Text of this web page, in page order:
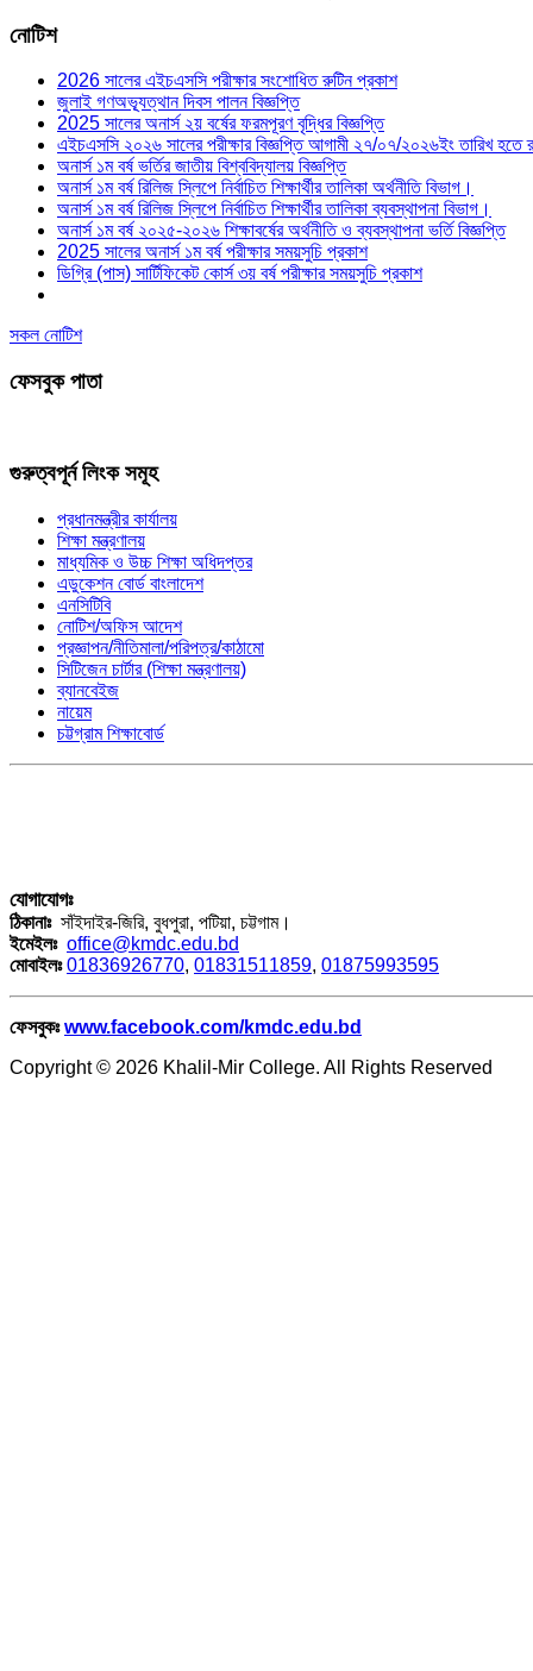
নোটিশ
2026 সালের এইচএসসি পরীক্ষার সংশোধিত রুটিন প্রকাশ
জুলাই গণঅভ্যূত্থান দিবস পালন বিজ্ঞপ্তি
2025 সালের অনার্স ২য় বর্ষের ফরমপূরণ বৃদ্ধির বিজ্ঞপ্তি
এইচএসসি ২০২৬ সালের পরীক্ষার বিজ্ঞপ্তি আগামী ২৭/০৭/২০২৬ইং তারিখ হতে
অনার্স ১ম বর্ষ ভর্তির জাতীয় বিশ্ববিদ্যালয় বিজ্ঞপ্তি
অনার্স ১ম বর্ষ রিলিজ স্লিপে নির্বাচিত শিক্ষার্থীর তালিকা অর্থনীতি বিভাগ।
অনার্স ১ম বর্ষ রিলিজ স্লিপে নির্বাচিত শিক্ষার্থীর তালিকা ব্যবস্থাপনা বিভাগ।
অনার্স ১ম বর্ষ ২০২৫-২০২৬ শিক্ষাবর্ষের অর্থনীতি ও ব্যবস্থাপনা ভর্তি বিজ্ঞপ্তি
2025 সালের অনার্স ১ম বর্ষ পরীক্ষার সময়সুচি প্রকাশ
ডিগ্রি (পাস) সার্টিফিকেট কোর্স ৩য় বর্ষ পরীক্ষার সময়সুচি প্রকাশ
সকল নোটিশ
ফেসবুক পাতা
গুরুত্বপূর্ন লিংক সমূহ
প্রধানমন্ত্রীর কার্যালয়
শিক্ষা মন্ত্রণালয়
মাধ্যমিক ও উচ্চ শিক্ষা অধিদপ্তর
এডুকেশন বোর্ড বাংলাদেশ
এনসিটিবি
নোটিশ/অফিস আদেশ
প্রজ্ঞাপন/নীতিমালা/পরিপত্র/কাঠামো
সিটিজেন চার্টার (শিক্ষা মন্ত্রণালয়)
ব্যানবেইজ
নায়েম
চট্টগ্রাম শিক্ষাবোর্ড
যোগাযোগঃ
ঠিকানাঃ সাঁইদাইর-জিরি, বুধপুরা, পটিয়া, চট্টগাম।
ইমেইলঃ office@kmdc.edu.bd
মোবাইলঃ 01836926770, 01831511859, 01875993595
ফেসবুকঃwww.facebook.com/kmdc.edu.bd
Copyright © 2026 Khalil-Mir College. All Rights Reserved